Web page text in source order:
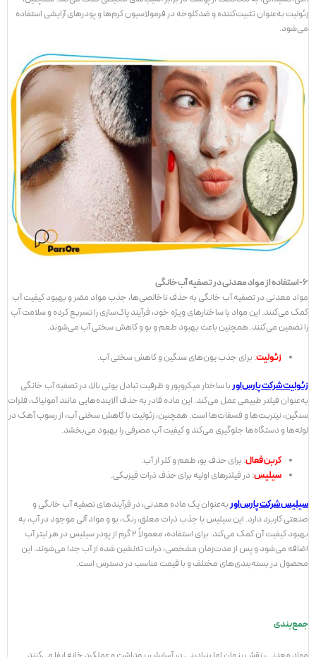
زئولیت به‌عنوان تثبیت‌کننده و ضد‌کلوخه در فرمولاسیون کرم‌ها و پودرهای آرایشی استفاده
می‌شود.
6-استفاده از مواد معدنی در تصفیه آب خانگی
مواد معدنی در تصفیه آب خانگی به حذف ناخالصی‌ها، جذب مواد مضر و بهبود کیفیت آب
کمک می‌کنند. این مواد با ساختارهای ویژه خود، فرآیند پاک‌سازی را تسریع کرده و سلامت آب
را تضمین می‌کنند. همچنین باعث بهبود طعم و بو و کاهش سختی آب می‌شوند.
زئولیت: برای جذب یون‌های سنگین و کاهش سختی آب.
زئولیت شرکت پارس‌اوربا ساختار میکروپور و ظرفیت تبادل یونی بالا، در تصفیه آب خانگی
به‌عنوان فیلتر طبیعی عمل می‌کند. این ماده قادر به حذف آلاینده‌هایی مانند آمونیاک، فلزات
سنگین، نیتریت‌ها و فسفات‌ها است. همچنین، زئولیت با کاهش سختی آب، از رسوب آهک در
لوله‌ها و دستگاه‌ها جلوگیری می‌کند و کیفیت آب مصرفی را بهبود می‌بخشد.
کربن فعال: برای حذف بو، طعم و کلر از آب.
سیلیس: در فیلترهای اولیه برای حذف ذرات فیزیکی.
سیلیس شرکت پارس‌اور به‌عنوان یک ماده معدنی، در فرآیندهای تصفیه آب خانگی و
صنعتی کاربرد دارد. این سیلیس با جذب ذرات معلق، رنگ، بو و مواد آلی موجود در آب، به
بهبود کیفیت آن کمک می‌کند. برای استفاده، معمولاً 2 گرم از پودر سیلیس در هر لیتر آب
اضافه می‌شود و پس از مدت‌زمان مشخصی، ذرات ته‌نشین شده از آب جدا می‌شوند. این
محصول در بسته‌بندی‌های مختلف و با قیمت مناسب در دسترس است.
جمع‌بندی